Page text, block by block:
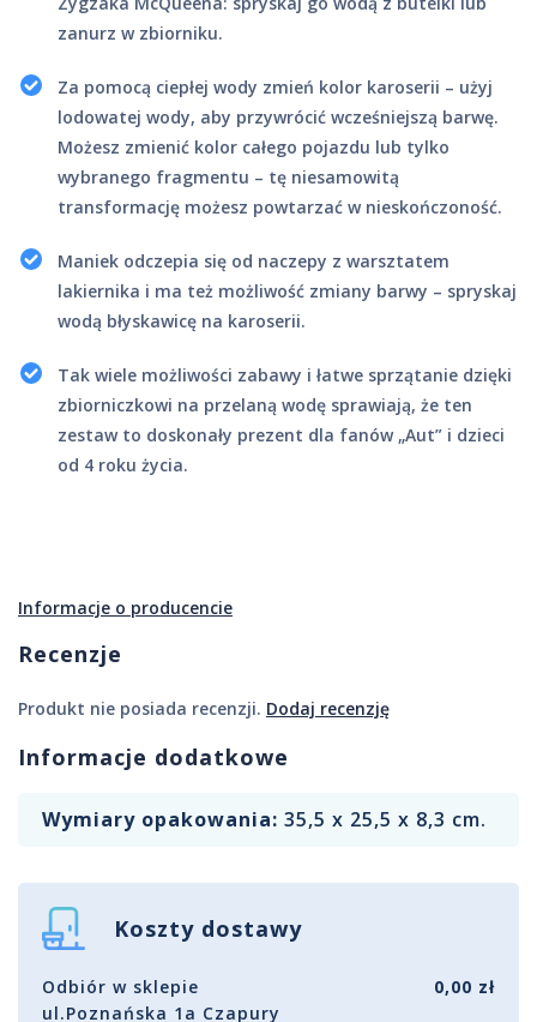
zanurz w zbiorniku.
Za pomocą ciepłej wody zmień kolor karoserii – użyj
lodowatej wody, aby przywrócić wcześniejszą barwę.
Możesz zmienić kolor całego pojazdu lub tylko
wybranego fragmentu – tę niesamowitą
transformację możesz powtarzać w nieskończoność.
Maniek odczepia się od naczepy z warsztatem
lakiernika i ma też możliwość zmiany barwy – spryskaj
wodą błyskawicę na karoserii.
Tak wiele możliwości zabawy i łatwe sprzątanie dzięki
zbiorniczkowi na przelaną wodę sprawiają, że ten
zestaw to doskonały prezent dla fanów „Aut” i dzieci
od 4 roku życia.
Informacje o producencie
Recenzje
Produkt nie posiada recenzji. Dodaj recenzję
Informacje dodatkowe
Wymiary opakowania: 35,5 x 25,5 x 8,3 cm.
Koszty dostawy
Odbiór w sklepie
ul.Poznańska 1a Czapury
0,00 zł